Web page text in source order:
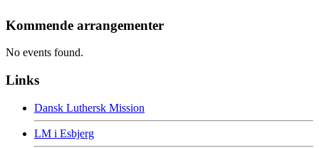
Kommende arrangementer
No events found.
Links
Dansk Luthersk Mission
LM i Esbjerg